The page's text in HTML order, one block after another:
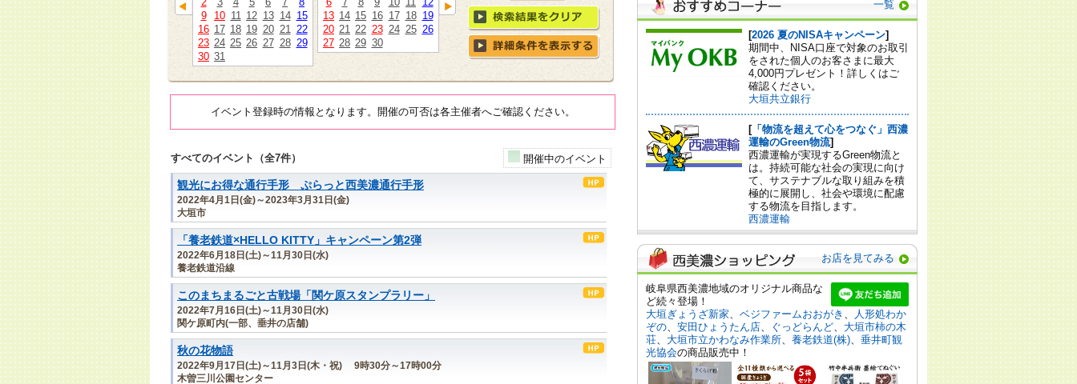
9
10 11 12 13 14 15
16 17 18 19 20 21 22
23 24 25 26 27 28 29
30 31
13 14 15 16 17 18 19
20 21 22 23 24 25 26
27 28 29 30
イベント登録時の情報となります。開催の可否は各主催者へご確認ください。
すべてのイベント（全7件） 開催中のイベント
観光にお得な通行手形 ぷらっと西美濃通行手形
2022年4月1日(金)～2023年3月31日(金)
大垣市
「養老鉄道×HELLO KITTY」キャンペーン第2弾
2022年6月18日(土)～11月30日(水)
養老鉄道沿線
このまちまるごと古戦場「関ケ原スタンプラリー」
2022年7月16日(土)～11月30日(水)
関ケ原町内(一部、垂井の店舗)
秋の花物語
2022年9月17日(土)～11月3日(木・祝) 9時30分～17時00分
木曽三川公園センター